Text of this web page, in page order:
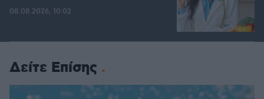
08.08.2026, 10:02
Δείτε Επίσης